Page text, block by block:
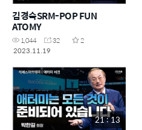
김경숙SRM-POP FUN
ATOMY
1,044 32
2
2023.11.19
21 : 13